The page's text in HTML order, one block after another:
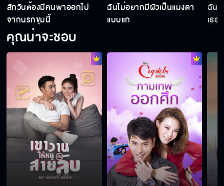
อย่ามายุ่งกับน้องสาวฉัน
อย่าใช้เรื่องเพศมาตัดสินคุณค่าของคน
ฉันเลวได้มากกว่านี้เพื่อทำให้เธออยู่กับฉัน
ฉันไม่อยากมีผัวเป็นแมงดาแบบแก
สักวันต้องมีคนพาออกไป
จากนรกขุมนี้
ฉันไม่อยากมีผัวเป็นแมงดา
แบบแก
ฉันเ
เธ
คุณน่าจะชอบ